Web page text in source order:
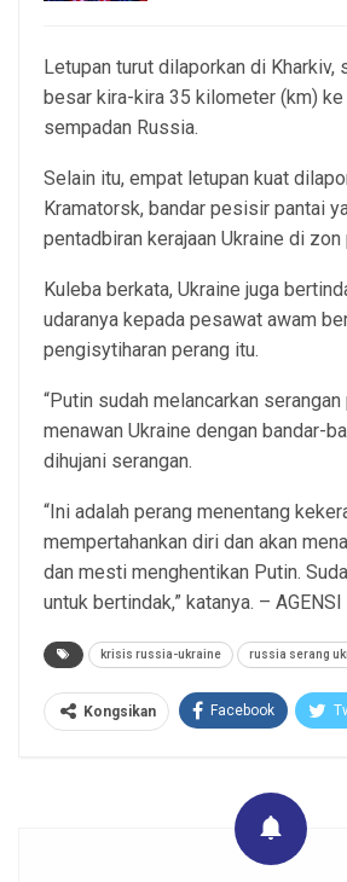
Letupan turut dilaporkan di Kharkiv,
besar kira-kira 35 kilometer (km)
sempadan Russia.
Selain itu, empat letupan kuat
Kramatorsk, bandar pesisir pantai
pentadbiran kerajaan Ukraine di zon
Kuleba berkata, Ukraine juga
udaranya kepada pesawat awam
pengisytiharan perang itu.
“Putin sudah melancarkan
menawan Ukraine dengan bandar-
dihujani serangan.
“Ini adalah perang menentang
mempertahankan diri dan akan
dan mesti menghentikan Putin.
untuk bertindak,” katanya. – AGENSI
krisis russia-ukraine russia serang
Kongsikan Facebook